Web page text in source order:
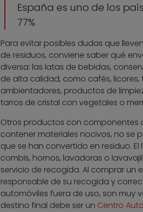
España es uno de los
77%
Para evitar posibles dudas que
de residuos, conviene saber qué
diversa: las latas de bebidas,
de alta calidad, como cafés,
ambientadores, productos de
tarros de cristal con vegetales o
Otros productos con componentes
contener materiales nocivos, no se
que se han convertido en residuo.
combis, hornos, lavadoras o
servicio de recogida. Al comprar un
responsable de su recogida y
automóviles fuera de uso, son muy
destino final debe ser un Centro